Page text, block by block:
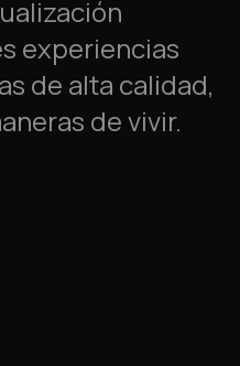
experiencias
de alta calidad,
de vivir.